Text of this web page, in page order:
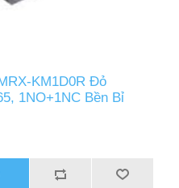
KM1D0R Đỏ
1NO+1NC Bền Bỉ